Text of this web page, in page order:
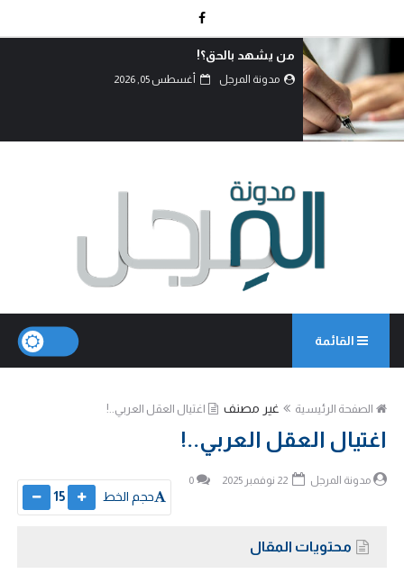
من يشهد بالحق؟!
مدونة المرجل أغسطس 05, 2026
القائمة
الصفحة الرئيسية غير مصنف اغتيال العقل العربي..!
اغتيال العقل العربي..!
مدونة المرجل 0
حجم الخط 15
محتويات المقال